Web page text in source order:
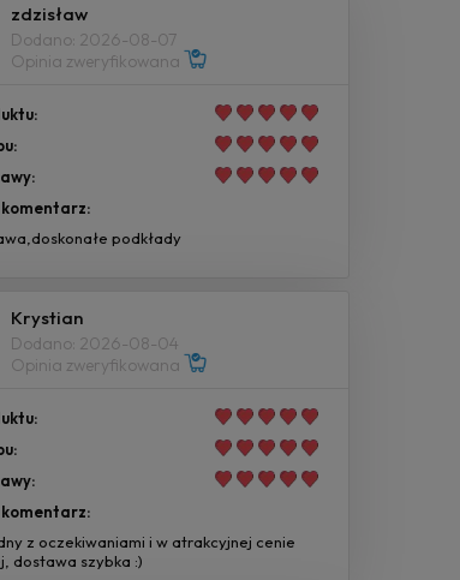
zdzisław
Dodano: 2026-08-07
Opinia zweryfikowana
podkłady
Krystian
Dodano: 2026-08-04
Opinia zweryfikowana
z oczekiwaniami i w atrakcyjnej cenie
dostawa szybka :)